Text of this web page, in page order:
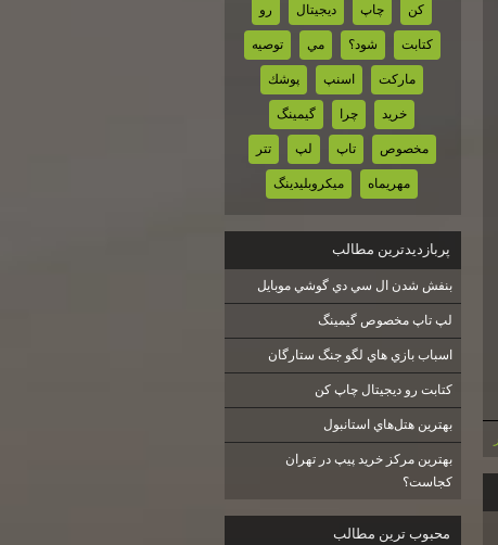
كن چاپ ديجيتال رو
كتابت شود؟ مي توصيه
ماركت اسنپ پوشك
خريد چرا گيمينگ
مخصوص تاپ لپ تتر
مهريماه ميكروبليدينگ
پربازديدترين مطالب
بنفش شدن ال سي دي گوشي موبايل
لپ تاپ مخصوص گيمينگ
اسباب بازي هاي لگو جنگ ستارگان
كتابت رو ديجيتال چاپ كن
بهترين هتل‌هاي استانبول
بهترین مرکز خرید پیپ در تهران
کجاست؟
محبوب ترين مطالب